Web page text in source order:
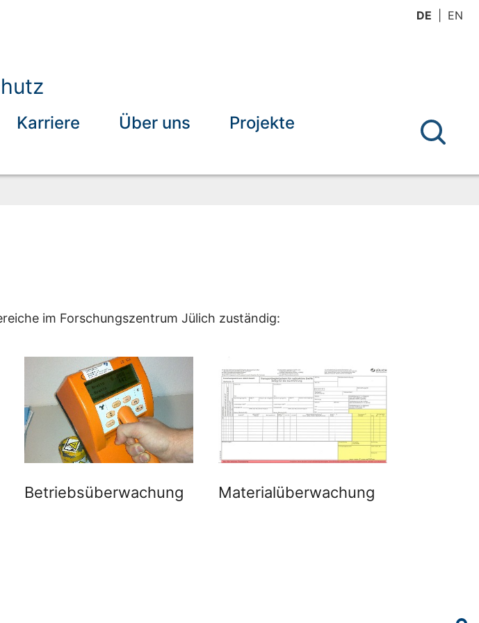
DE EN
Karriere Über uns Projekte
im Forschungszentrum Jülich zuständig:
Betriebsüberwachung Materialüberwachung